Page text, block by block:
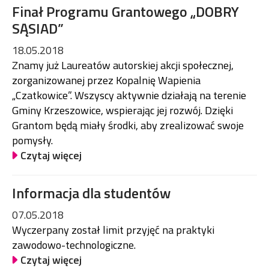
Finał Programu Grantowego „DOBRY
SĄSIAD”
18.05.2018
Znamy już Laureatów autorskiej akcji społecznej,
zorganizowanej przez Kopalnię Wapienia
„Czatkowice”. Wszyscy aktywnie działają na terenie
Gminy Krzeszowice, wspierając jej rozwój. Dzięki
Grantom będą miały środki, aby zrealizować swoje
pomysły.
Czytaj więcej
Informacja dla studentów
07.05.2018
Wyczerpany został limit przyjęć na praktyki
zawodowo-technologiczne.
Czytaj więcej